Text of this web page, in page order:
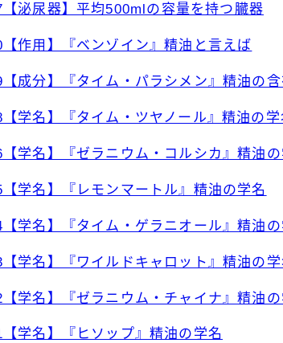
泌尿器】平均500mlの容量を持つ臓器
作用】『ベンゾイン』精油と言えば
成分】『タイム・パラシメン』精油の
学名】『タイム・ツヤノール』精油の学
学名】『ゼラニウム・コルシカ』精油の
学名】『レモンマートル』精油の学名
学名】『タイム・ゲラニオール』精油の
学名】『ワイルドキャロット』精油の学
学名】『ゼラニウム・チャイナ』精油の
学名】『ヒソップ』精油の学名